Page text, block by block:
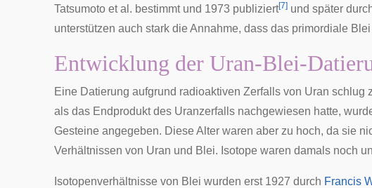
Tatsumoto et al. bestimmt und 1973 publiziert[7] und später
unterstützen auch stark die Annahme, dass das primordiale
Entwicklung der Uran-Blei-
Eine Datierung aufgrund radioaktiven Zerfalls von Uran schlug
als das Endprodukt des Uranzerfalls nachgewiesen hatte,
Gesteine angegeben. Diese Alter waren aber zu hoch, da sie
Verhältnissen von Uran und Blei. Isotope waren damals noch
Isotopenverhältnisse von Blei wurden erst 1927 durch Francis